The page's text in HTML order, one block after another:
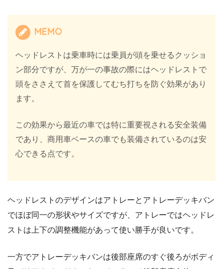
MEMO
ヘッドレストは乗車時には乗員が頭を乗せるクッショ
ン部分ですが、万が一の事故の際にはヘッドレストで
頭をささえて首を保護してむち打ちを防ぐ効果があり
ます。
この効果から最近の車では特に重要視される安全装備
であり、商用車ベースの車でも装備されているのは安
心できる点です。
ヘッドレストのデザインはアトレーとアトレーデッキバン
でほぼ同一の形状やサイズですが、アトレーではヘッドレ
ストは上下の調整機能があって使い勝手が良いです。
一方でアトレーデッキバンは後部座席のすぐ後ろがボディ